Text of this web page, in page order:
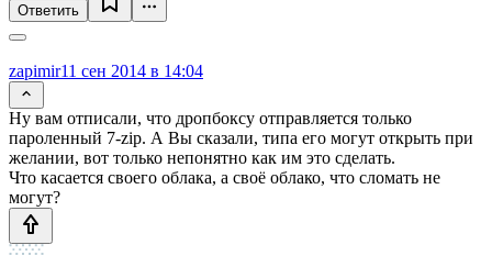
Ответить
zapimir11 сен 2014 в 14:04
Ну вам отписали, что дропбоксу отправляется только
пароленный 7-zip. А Вы сказали, типа его могут открыть при
желании, вот только непонятно как им это сделать.
Что касается своего облака, а своё облако, что сломать не
могут?